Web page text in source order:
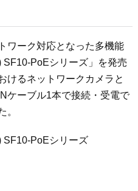
ワーク対応となった多機能
SF10-PoEシリーズ」を発売
けるネットワークカメラと
ケーブル1本で接続・受電で
。
SF10-PoEシリーズ